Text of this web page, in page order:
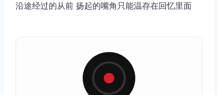
沿途经过的从前 扬起的嘴角只能温存在回忆里面